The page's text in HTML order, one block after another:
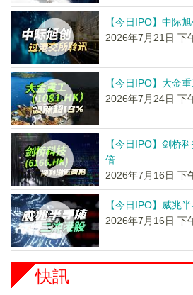
【今日IPO】中际
2026年7月21日 下
【今日IPO】大金
2026年7月24日 下
【今日IPO】剑桥
倍
2026年7月16日 下
【今日IPO】威兆
2026年7月16日 下
快訊